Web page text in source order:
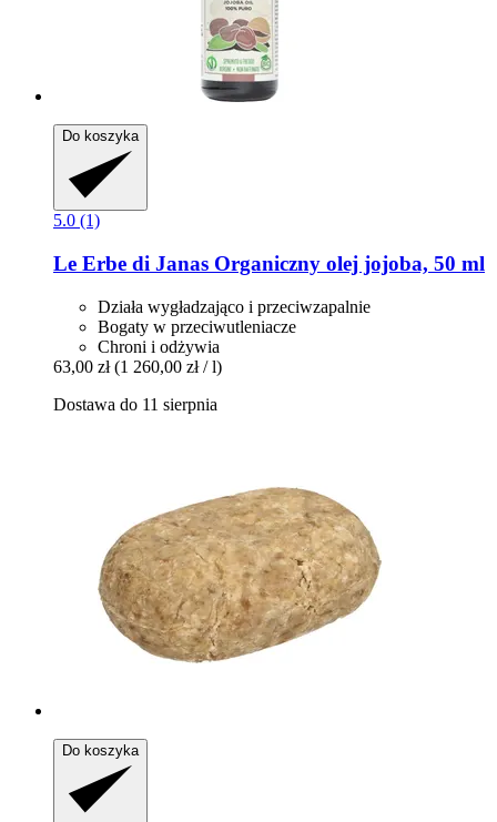
Do koszyka
5.0 (1)
Le Erbe di Janas Organiczny olej jojoba, 50 ml
Działa wygładzająco i przeciwzapalnie
Bogaty w przeciwutleniacze
Chroni i odżywia
63,00 zł (1 260,00 zł / l)
Dostawa do 11 sierpnia
Do koszyka